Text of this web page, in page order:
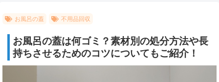
お風呂の蓋 不用品回収
お風呂の蓋は何ゴミ？素材別の処分方法や長
持ちさせるためのコツについてもご紹介！